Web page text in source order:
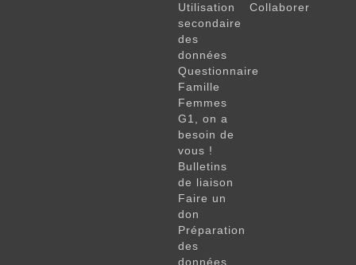
Utilisation
secondaire
des
données
Questionnaire
Famille
Femmes
G1, on a
besoin de
vous !
Bulletins
de liaison
Faire un
don
Préparation
des
données
Collaborer